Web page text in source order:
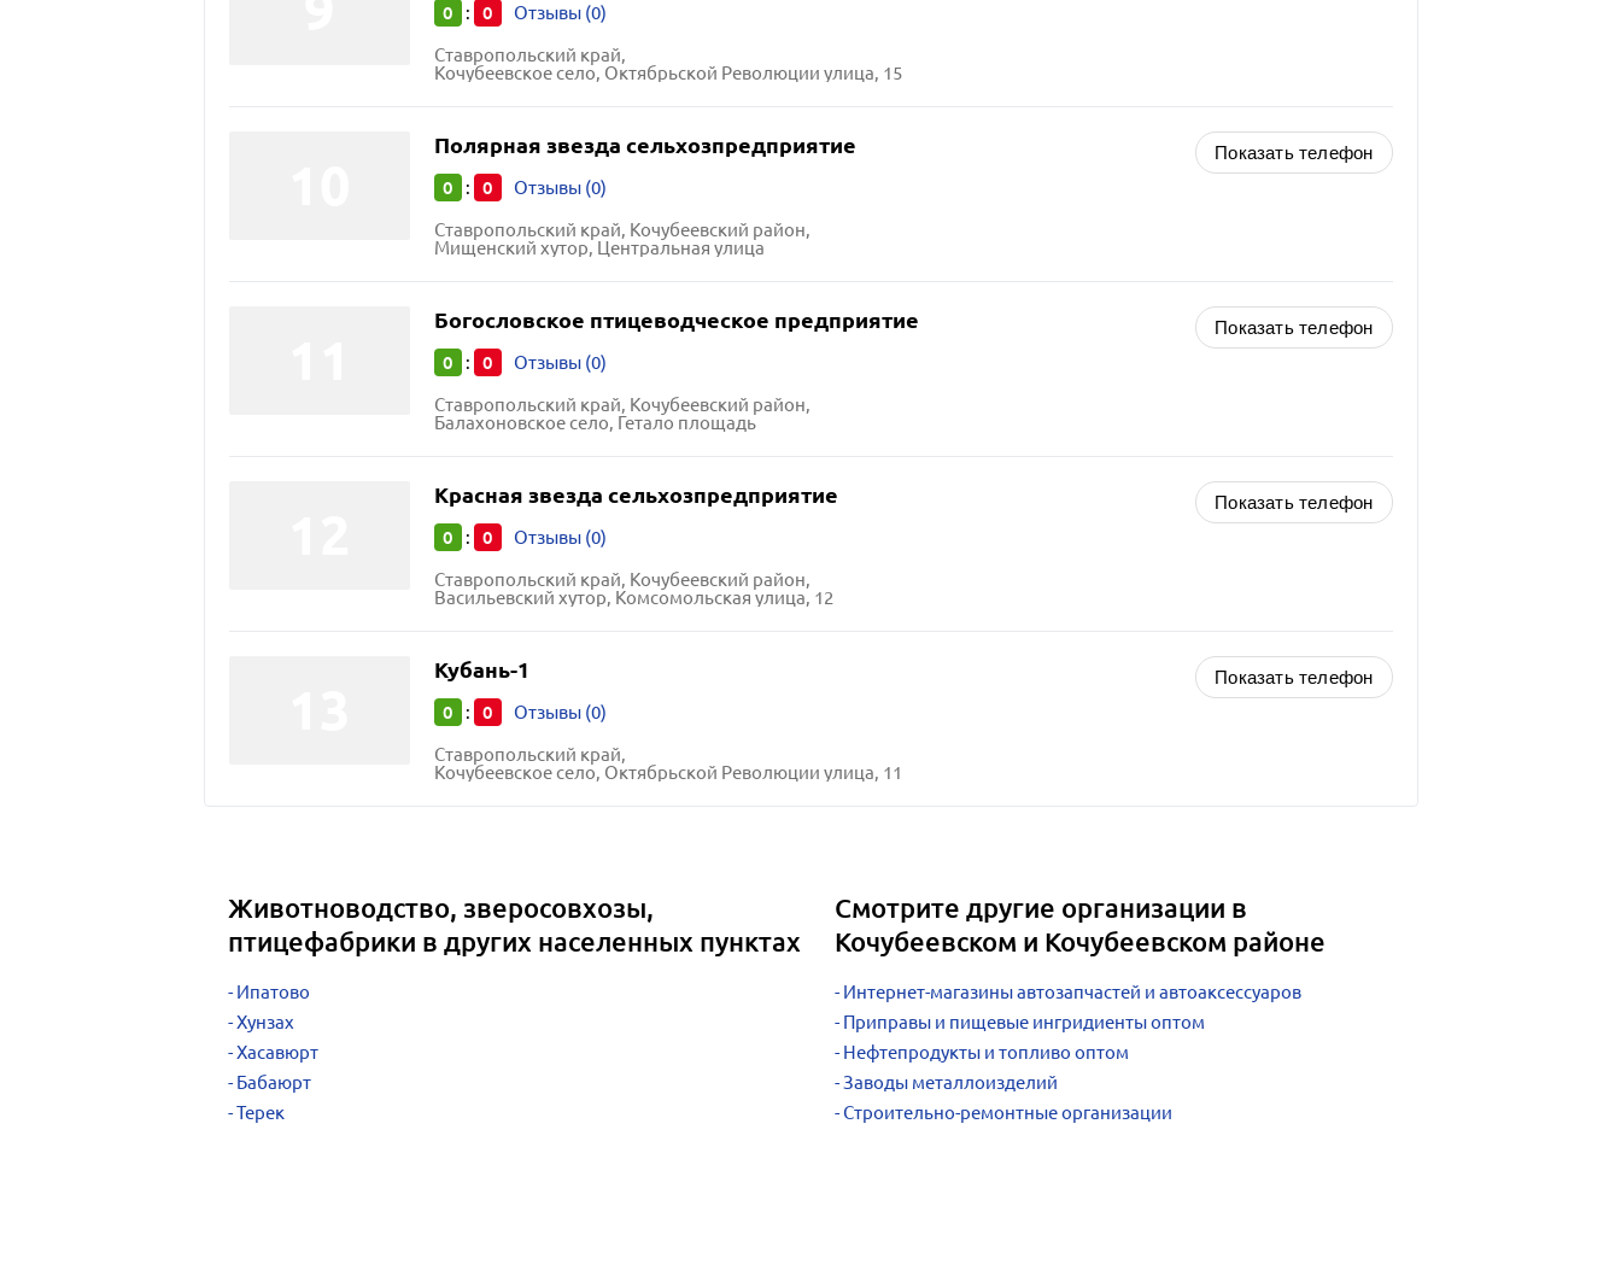
0 : 0 Отзывы (0)
Ставропольский край,
Кочубеевское село, Октябрьской Революции улица, 15
Полярная звезда сельхозпредприятие
0 : 0 Отзывы (0)
Ставропольский край, Кочубеевский район,
Мищенский хутор, Центральная улица
Показать телефон
Богословское птицеводческое предприятие
0 : 0 Отзывы (0)
Ставропольский край, Кочубеевский район,
Балахоновское село, Гетало площадь
Показать телефон
Красная звезда сельхозпредприятие
0 : 0 Отзывы (0)
Ставропольский край, Кочубеевский район,
Васильевский хутор, Комсомольская улица, 12
Показать телефон
Кубань-1
0 : 0 Отзывы (0)
Ставропольский край,
Кочубеевское село, Октябрьской Революции улица, 11
Показать телефон
Животноводство, зверосовхозы,
птицефабрики в других населенных пунктах
Ипатово
Хунзах
Хасавюрт
Бабаюрт
Терек
Смотрите другие организации в
Кочубеевском и Кочубеевском районе
Интернет-магазины автозапчастей и автоаксессуаров
Приправы и пищевые ингридиенты оптом
Нефтепродукты и топливо оптом
Заводы металлоизделий
Строительно-ремонтные организации